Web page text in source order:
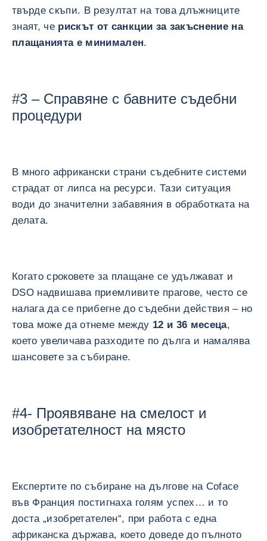
твърде скъпи. В резултат на това длъжниците
знаят, че рискът от санкции за закъснение на
плащанията е минимален.
#3 – Справяне с бавните съдебни
процедури
В много африкански страни съдебните системи
страдат от липса на ресурси. Тази ситуация
води до значителни забавяния в обработката на
делата.
Когато сроковете за плащане се удължават и
DSO надвишава приемливите прагове, често се
налага да се прибегне до съдебни действия – но
това може да отнеме между 12 и 36 месеца,
което увеличава разходите по дълга и намалява
шансовете за събиране.
#4- Проявяване на смелост и
изобретателност на място
Експертите по събиране на дългове на Coface
във Франция постигнаха голям успех… и то
доста „изобретателен“, при работа с една
африканска държава, което доведе до пълното